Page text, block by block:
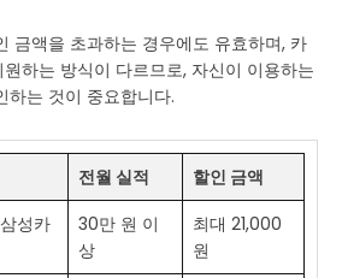
금액을 초과하는 경우에도 유효하며, 카
하는 방식이 다르므로, 자신이 이용하는
하는 것이 중요합니다.
전월 실적
할인 금액
성카
30만 원 이
상
최대 21,000
원